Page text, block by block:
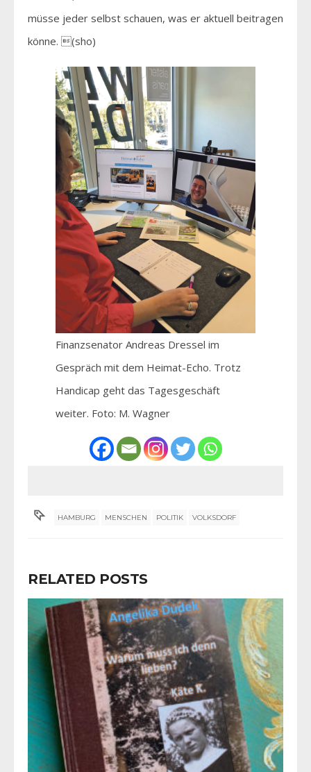
müsse jeder selbst schauen, was er aktuell beitragen
könne. (sho)
Finanzsenator Andreas Dressel im
Gespräch mit dem Heimat-Echo. Trotz
Handicap geht das Tagesgeschäft
weiter. Foto: M. Wagner
HAMBURG MENSCHEN POLITIK VOLKSDORF
RELATED POSTS